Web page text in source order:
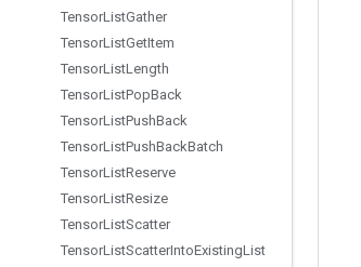
TensorListGather
TensorListGetItem
TensorListLength
TensorListPopBack
TensorListPushBack
TensorListPushBackBatch
TensorListReserve
TensorListResize
TensorListScatter
TensorListScatterIntoExistingList